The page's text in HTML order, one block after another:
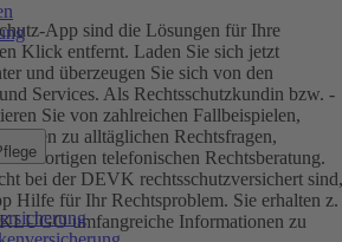
App sind die Lösungen für Ihre
Klick entfernt. Laden Sie sich jetzt
und überzeugen Sie sich von den
Services. Als Rechtsschutzkundin bzw. -
Sie von zahlreichen Fallbeispielen,
zu alltäglichen Rechtsfragen,
sofortigen telefonischen Rechtsberatung.
bei der DEVK rechtsschutzversichert sind,
Hilfe für Ihr Rechtsproblem. Sie erhalten z.
umfangreiche Informationen zu